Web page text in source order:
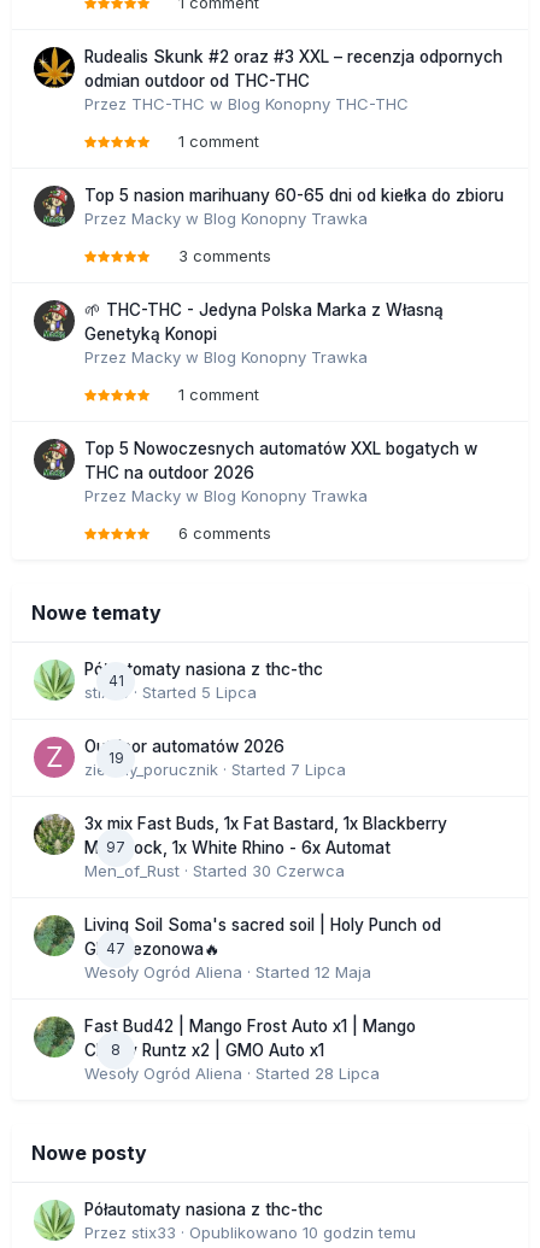
Rudealis Skunk #2 oraz #3 XXL – recenzja odpornych
odmian outdoor od THC-THC
Przez THC-THC w Blog Konopny THC-THC
1 comment
Top 5 nasion marihuany 60-65 dni od kiełka do zbioru
Przez Macky w Blog Konopny Trawka
3 comments
🌱 THC-THC - Jedyna Polska Marka z Własną
Genetyką Konopi
Przez Macky w Blog Konopny Trawka
1 comment
Top 5 Nowoczesnych automatów XXL bogatych w
THC na outdoor 2026
Przez Macky w Blog Konopny Trawka
6 comments
Nowe tematy
41
Półautomaty nasiona z thc-thc
stix33 · Started 5 Lipca
19
Outdoor automatów 2026
zielony_porucznik · Started 7 Lipca
97
3x mix Fast Buds, 1x Fat Bastard, 1x Blackberry
Moonrock, 1x White Rhino - 6x Automat
Men_of_Rust · Started 30 Czerwca
47
Living Soil Soma's sacred soil | Holy Punch od
GHS sezonowa🔥
Wesoły Ogród Aliena · Started 12 Maja
8
Fast Bud42 | Mango Frost Auto x1 | Mango
Cherry Runtz x2 | GMO Auto x1
Wesoły Ogród Aliena · Started 28 Lipca
Nowe posty
Półautomaty nasiona z thc-thc
Przez stix33 · Opublikowano 10 godzin temu